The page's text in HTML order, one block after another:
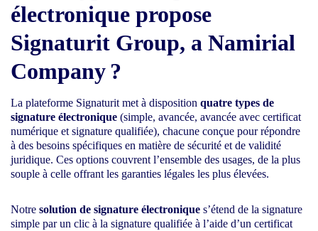
électronique propose
Signaturit Group, a Namirial
Company ?
La plateforme Signaturit met à disposition quatre types de
signature électronique (simple, avancée, avancée avec certificat
numérique et signature qualifiée), chacune conçue pour répondre
à des besoins spécifiques en matière de sécurité et de validité
juridique. Ces options couvrent l’ensemble des usages, de la plus
souple à celle offrant les garanties légales les plus élevées.
Notre solution de signature électronique s’étend de la signature
simple par un clic à la signature qualifiée à l’aide d’un certificat